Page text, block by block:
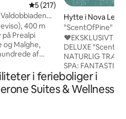
5 ud af 5 i gennemsnitlig
5 (217)
400 m
Prealpi
og Malghe,
af
af mange
fra
bjergene, et
Hytte i Nova
"ScentOfPine"
boblebad og
♥️EKSKLUSIVT
DELUXE
NATURLIG
SPA: FANTASTISK
BOBLEBAD OG
FANTASTISK
DOLOMITTERNE
i ferieboliger i
Suites & Wellness